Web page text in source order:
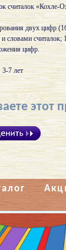
считалок «Кохле-
двух цифр
словами считалок;
цифр.
3-7 лет
этот